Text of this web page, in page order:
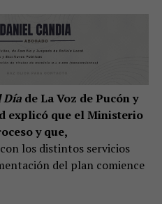
Díade La Voz de Pucón y
explicó que el Ministerio
y que,
los distintos servicios
del plan comience